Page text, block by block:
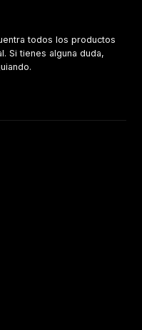
todos los productos
Si tienes alguna duda,